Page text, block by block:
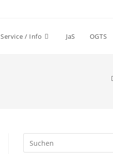
Service / Info JaS OGTS